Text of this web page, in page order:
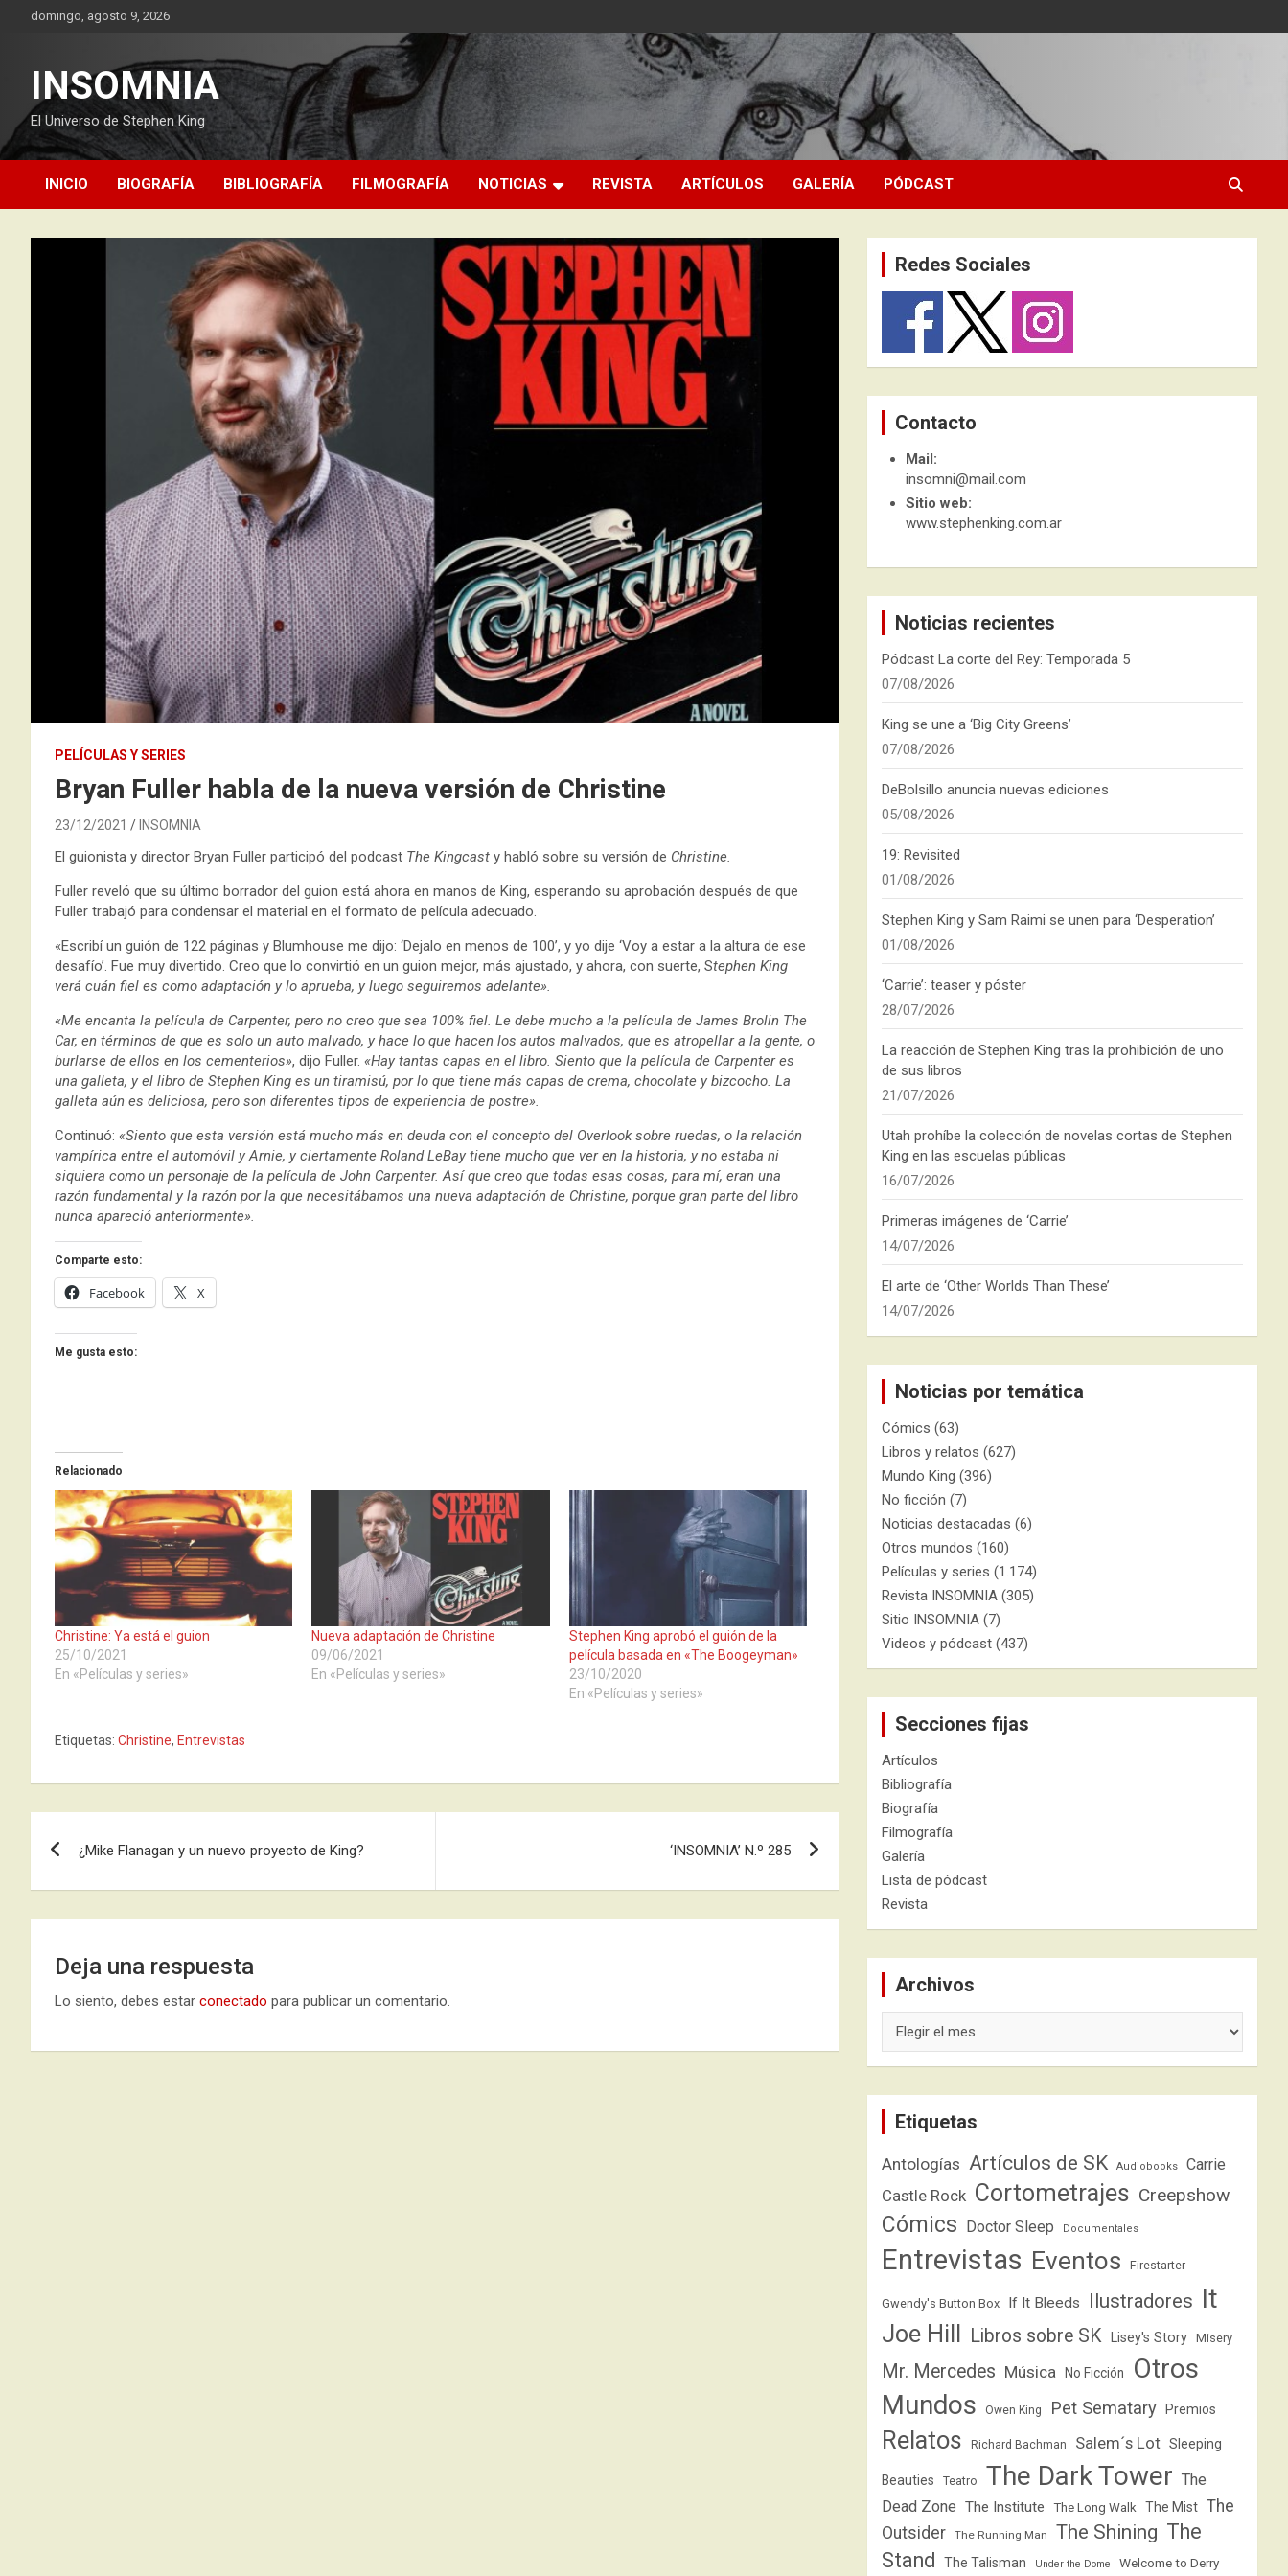
domingo, agosto 9, 2026
INSOMNIA
El Universo de Stephen King
INICIO BIOGRAFÍA BIBLIOGRAFÍA FILMOGRAFÍA NOTICIAS REVISTA ARTÍCULOS GALERÍA PÓDCAST
PELÍCULAS Y SERIES
Bryan Fuller habla de la nueva versión de Christine
23/12/2021 INSOMNIA
El guionista y director Bryan Fuller participó del podcast The Kingcast y habló sobre su versión de Christine.
Fuller reveló que su último borrador del guion está ahora en manos de King, esperando su aprobación después de que
Fuller trabajó para condensar el material en el formato de película adecuado.
«Escribí un guión de 122 páginas y Blumhouse me dijo: ‘Dejalo en menos de 100’, y yo dije ‘Voy a estar a la altura de ese
desafío’. Fue muy divertido. Creo que lo convirtió en un guion mejor, más ajustado, y ahora, con suerte, Stephen King
verá cuán fiel es como adaptación y lo aprueba, y luego seguiremos adelante».
«Me encanta la película de Carpenter, pero no creo que sea 100% fiel. Le debe mucho a la película de James Brolin The
Car, en términos de que es solo un auto malvado, y hace lo que hacen los autos malvados, que es atropellar a la gente, o
burlarse de ellos en los cementerios», dijo Fuller. «Hay tantas capas en el libro. Siento que la película de Carpenter es
una galleta, y el libro de Stephen King es un tiramisú, por lo que tiene más capas de crema, chocolate y bizcocho. La
galleta aún es deliciosa, pero son diferentes tipos de experiencia de postre».
Continuó: «Siento que esta versión está mucho más en deuda con el concepto del Overlook sobre ruedas, o la relación
vampírica entre el automóvil y Arnie, y ciertamente Roland LeBay tiene mucho que ver en la historia, y no estaba ni
siquiera como un personaje de la película de John Carpenter. Así que creo que todas esas cosas, para mí, eran una
razón fundamental y la razón por la que necesitábamos una nueva adaptación de Christine, porque gran parte del libro
nunca apareció anteriormente».
Comparte esto:
Facebook X
Me gusta esto:
Relacionado
Christine: Ya está el guion
25/10/2021
En «Películas y series»
Nueva adaptación de Christine
09/06/2021
En «Películas y series»
Stephen King aprobó el guión de la
película basada en «The Boogeyman»
23/10/2020
En «Películas y series»
Etiquetas: Christine, Entrevistas
entradas
¿Mike Flanagan y un nuevo proyecto de King? ‘INSOMNIA’ N.º 285
Deja una respuesta
Lo siento, debes estar conectado para publicar un comentario.
Redes Sociales
Contacto
Mail:
insomni@mail.com
Sitio web:
www.stephenking.com.ar
Noticias recientes
Pódcast La corte del Rey: Temporada 5
07/08/2026
King se une a ‘Big City Greens’
07/08/2026
DeBolsillo anuncia nuevas ediciones
05/08/2026
19: Revisited
01/08/2026
Stephen King y Sam Raimi se unen para ‘Desperation’
01/08/2026
‘Carrie’: teaser y póster
28/07/2026
La reacción de Stephen King tras la prohibición de uno
de sus libros
21/07/2026
Utah prohíbe la colección de novelas cortas de Stephen
King en las escuelas públicas
16/07/2026
Primeras imágenes de ‘Carrie’
14/07/2026
El arte de ‘Other Worlds Than These’
14/07/2026
Noticias por temática
Cómics (63)
Libros y relatos (627)
Mundo King (396)
No ficción (7)
Noticias destacadas (6)
Otros mundos (160)
Películas y series (1.174)
Revista INSOMNIA (305)
Sitio INSOMNIA (7)
Videos y pódcast (437)
Secciones fijas
Artículos
Bibliografía
Biografía
Filmografía
Galería
Lista de pódcast
Revista
Archivos
Etiquetas
Antologías Artículos de SK Audiobooks Carrie
Castle Rock Cortometrajes Creepshow
Cómics Doctor Sleep Documentales
Entrevistas Eventos Firestarter
Gwendy's Button Box If It Bleeds Ilustradores It
Joe Hill Libros sobre SK Lisey's Story Misery
Mr. Mercedes Música No Ficción
Otros
Mundos
Owen King Pet Sematary Premios
Relatos Richard Bachman Salem´s Lot Sleeping
Beauties Teatro The Dark Tower The
Dead Zone The Institute The Long Walk The Mist The
Outsider
The Running Man The Shining The
Stand
The Talisman Under the Dome Welcome to Derry